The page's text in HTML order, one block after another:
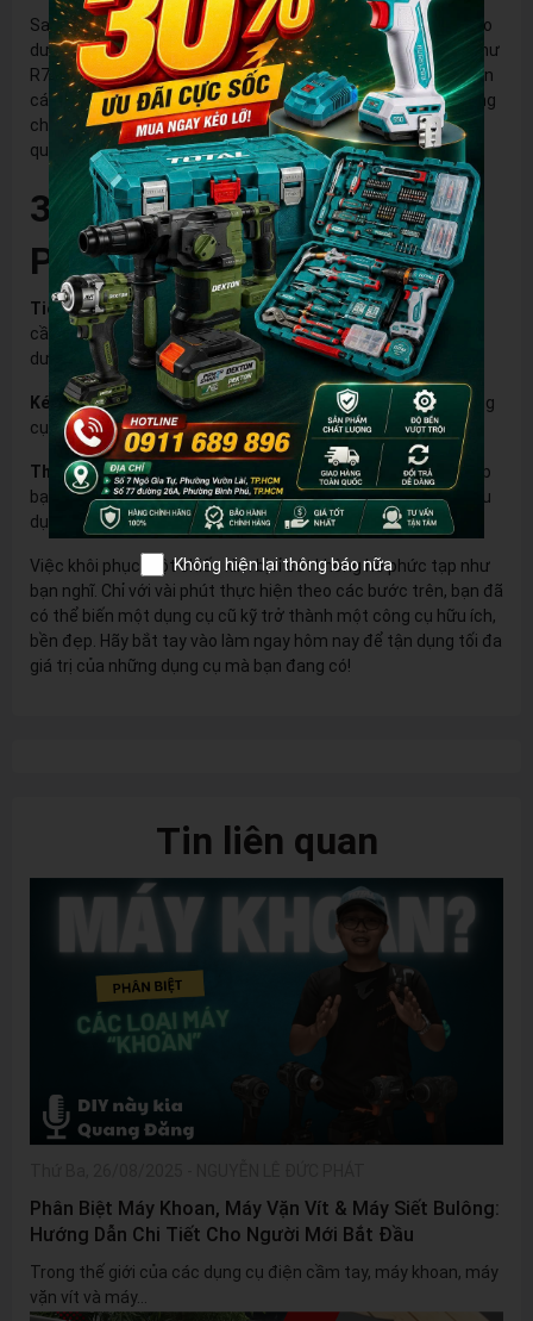
Sau khi đã làm sạch và đánh bóng kìm, bước cuối cùng là bảo
dưỡng. Xịt một lớp dầu bảo dưỡng hoặc chai chống rỉ sét (như
R7) lên toàn bộ bề mặt kìm. Lớp dầu này sẽ không chỉ bôi trơn
các khớp nối mà còn tạo ra một lớp màng bảo vệ, ngăn không
cho không khí và độ ẩm tiếp xúc với kim loại, từ đó chống lại
quá trình oxy hóa và rỉ sét quay trở lại.
3. Lợi Ích Của Việc Khôi
Phục Dụng Cụ Cũ
Tiết Kiệm Chi Phí: Thay vì mua một chiếc kìm mới, bạn chỉ
cần bỏ ra một khoản chi phí nhỏ cho giấy nhám và dầu bảo
dưỡng.
Kéo Dài Tuổi Thọ Dụng Cụ:Bảo dưỡng định kỳ giúp các dụng
cụ của bạn bền hơn, luôn trong tình trạng tốt nhất.
Thực Hành DIY:Đây là một dự án nhỏ nhưng rất hữu ích, giúp
bạn trau dồi kỹ năng tự làm (DIY) và có thể áp dụng cho nhiều
dụng cụ kim loại khác.
Việc khôi phục một chiếc kìm bị rỉ sét không hề phức tạp như
bạn nghĩ. Chỉ với vài phút thực hiện theo các bước trên, bạn đã
có thể biến một dụng cụ cũ kỹ trở thành một công cụ hữu ích,
bền đẹp. Hãy bắt tay vào làm ngay hôm nay để tận dụng tối đa
giá trị của những dụng cụ mà bạn đang có!
Tin liên quan
Phân Biệt Máy Khoan, Máy Vặn Vít & Máy Siết Bulông:
Hướng Dẫn Chi Tiết Cho Người Mới Bắt Đầu
Trong thế giới của các dụng cụ điện cầm tay, máy khoan, máy
vặn vít và máy...
Không hiện lại thông báo nữa